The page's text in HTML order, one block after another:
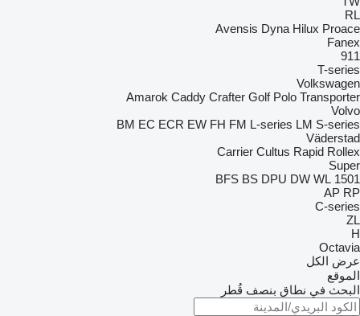
RL
Avensis Dyna Hilux Proace
Fanex
911
T-series
Volkswagen
Amarok Caddy Crafter Golf Polo Transporter
Volvo
BM EC ECR EW FH FM L-series LM S-series
Väderstad
Carrier Cultus Rapid Rollex
Super
1501
BFS BS DPU DW WL
AP RP
C-series
ZL
H
Octavia
عرض الكل
الموقع
البحث في نطاق بنصف قُطر